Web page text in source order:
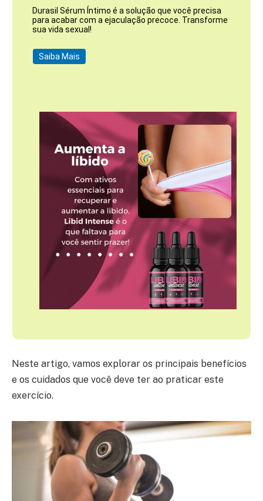
Durasil Sérum Íntimo é a solução que você precisa
para acabar com a ejaculação precoce. Transforme
sua vida sexual!
Saiba Mais
Neste artigo, vamos explorar os principais benefícios
e os cuidados que você deve ter ao praticar este
exercício.